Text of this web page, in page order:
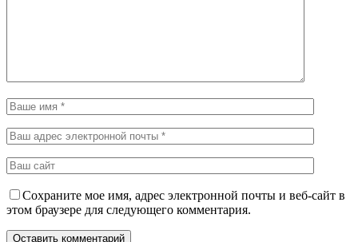
Сохраните мое имя, адрес электронной почты и веб-сайт в
этом браузере для следующего комментария.